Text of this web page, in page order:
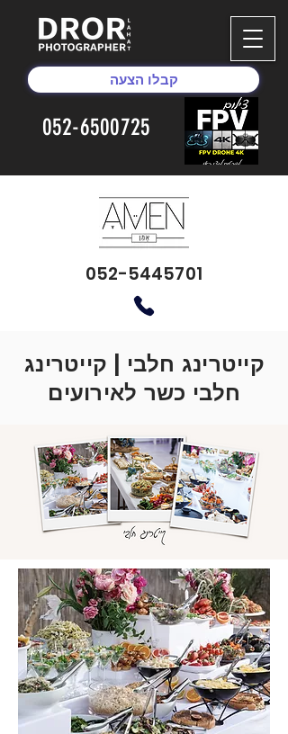
קבלו הצעה
052-6500725
052-5445701
קייטרינג חלבי | קייטרינג
חלבי כשר לאירועים